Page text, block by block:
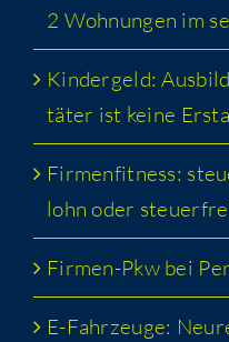
2 Woh­nun­gen im
Kin­der­geld:
tä­ter ist kei­ne
Fir­men­fit­ness:
lohn oder
Fir­men-Pkw bei
E-Fahr­zeu­ge: